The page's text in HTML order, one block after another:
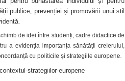
publice, prevenției și promovării unui stil
de idei între studenți, cadre didactice de
a evidenția importanța sănătății creierului,
cu politicile și strategiile europene.
strategiilor-europene